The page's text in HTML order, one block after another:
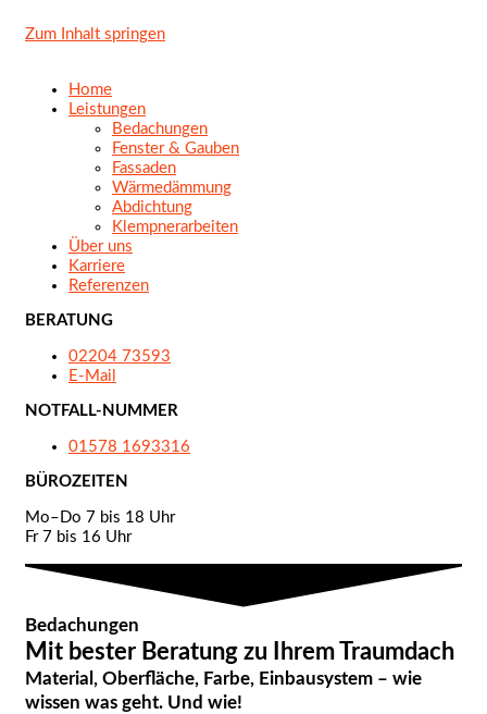
Zum Inhalt springen
Home
Leistungen
Bedachungen
Fenster & Gauben
Fassaden
Wärmedämmung
Abdichtung
Klempnerarbeiten
Über uns
Karriere
Referenzen
BERATUNG
02204 73593
E-Mail
NOTFALL-NUMMER
01578 1693316
BÜROZEITEN
Mo–Do 7 bis 18 Uhr
Fr 7 bis 16 Uhr
Bedachungen
Mit bester Beratung zu Ihrem Traumdach
Material, Oberfläche, Farbe, Einbausystem – wie
wissen was geht. Und wie!